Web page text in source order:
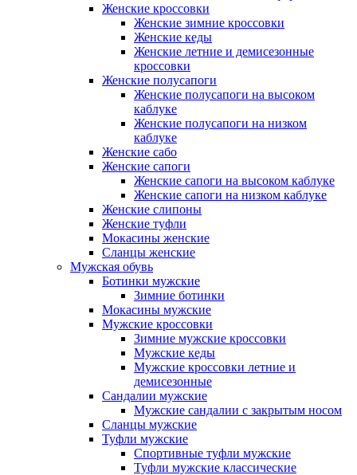
Женские кроссовки
Женские зимние кроссовки
Женские кеды
Женские летние и демисезонные
кроссовки
Женские полусапоги
Женские полусапоги на высоком
каблуке
Женские полусапоги на низком
каблуке
Женские сабо
Женские сапоги
Женские сапоги на высоком каблуке
Женские сапоги на низком каблуке
Женские слипоны
Женские туфли
Мокасины женские
Сланцы женские
Мужская обувь
Ботинки мужские
Зимние ботинки
Мокасины мужские
Мужские кроссовки
Зимние мужские кроссовки
Мужские кеды
Мужские кроссовки летние и
демисезонные
Сандалии мужские
Мужские сандалии с закрытым носом
Сланцы мужские
Туфли мужские
Спортивные туфли мужские
Туфли мужские классические